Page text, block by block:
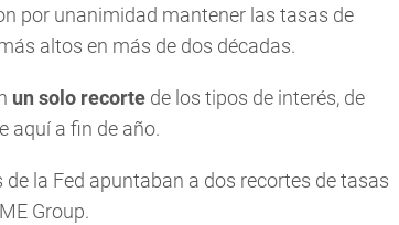
por unanimidad mantener las tasas de
altos en más de dos décadas.
un solo recorte de los tipos de interés, de
aquí a fin de año.
la Fed apuntaban a dos recortes de tasas
Group.